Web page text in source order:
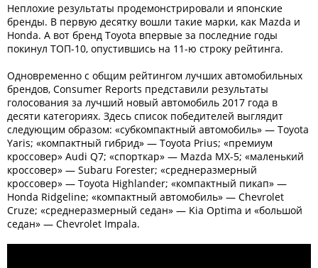
Неплохие результаты продемонстрировали и японские
бренды. В первую десятку вошли такие марки, как Mazda и
Honda. А вот бренд Toyota впервые за последние годы
покинул ТОП-10, опустившись на 11-ю строку рейтинга.
Одновременно с общим рейтингом лучших автомобильных
брендов, Consumer Reports представили результаты
голосования за лучший новый автомобиль 2017 года в
десяти категориях. Здесь список победителей выглядит
следующим образом: «субкомпактный автомобиль» — Toyota
Yaris; «компактный гибрид» — Toyota Prius; «премиум
кроссовер» Audi Q7; «спорткар» — Mazda MX-5; «маленький
кроссовер» — Subaru Forester; «среднеразмерный
кроссовер» — Toyota Highlander; «компактный пикап» —
Honda Ridgeline; «компактный автомобиль» — Chevrolet
Cruze; «среднеразмерный седан» — Kia Optima и «большой
седан» — Chevrolet Impala.